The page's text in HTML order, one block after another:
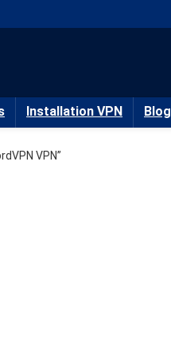
Installation VPN Blog
VPN”